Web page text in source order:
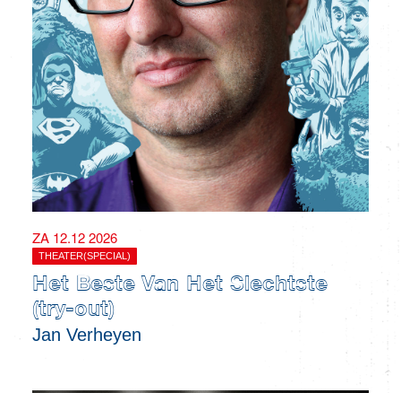
ZA 12.12 2026
THEATER(SPECIAL)
Het Beste Van Het Slechtste
(try-out)
Jan Verheyen